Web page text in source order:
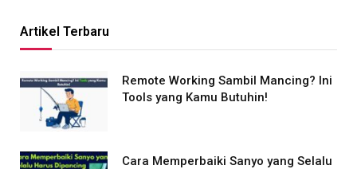
Artikel Terbaru
Remote Working Sambil Mancing? Ini
Tools yang Kamu Butuhin!
Cara Memperbaiki Sanyo yang Selalu